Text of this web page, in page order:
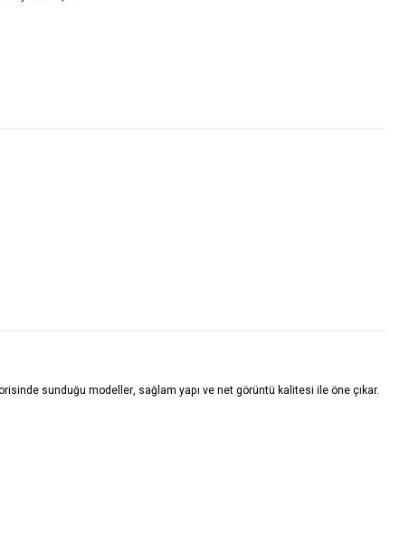
sunduğu modeller, sağlam yapı ve net görüntü kalitesi ile öne çıkar.